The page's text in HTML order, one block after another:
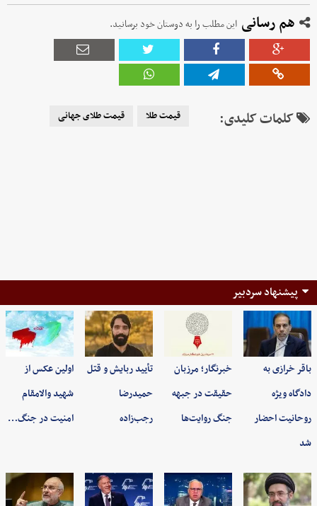
هم رسانی این مطلب را به دوستان خود برسانید.
کلمات کلیدی: قیمت طلا قیمت طلای جهانی
پیشنهاد سردبیر
باقر خرازی به
دادگاه ویژه
روحانیت احضار
شد
خبرنگار؛ مرزبان
حقیقت در جبهه
جنگ روایت‌ها
تأیید ربایش و قتل
حمیدرضا
رجب‌زاده
اولین عکس از
شهید والامقام
امنیت در جنگ…